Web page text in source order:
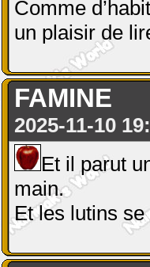
Comme
un plaisir de
FAMINE
2025-11-10
Et il parut
main.
Et les lutins se